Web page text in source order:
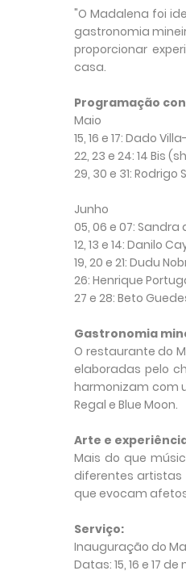
"O Madalena foi
gastronomia
proporcionar
casa.
Programação
Maio
15, 16 e 17: Dado
22, 23 e 24: 14 Bis
29, 30 e 31:
Junho
05, 06 e 07: Sandra
12, 13 e 14: Danilo
19, 20 e 21: Dudu
26: Henrique
27 e 28: Beto
Gastronomia
O restaurante do
elaboradas pelo
harmonizam com
Regal e Blue Moon.
Arte e
Mais do que
diferentes artistas
que evocam
Serviço:
Inauguração do
Datas: 15, 16 e 17